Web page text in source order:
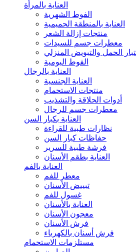
العناية بالمرأة
الفوط الشهرية
العناية بالمنطقة الحميمية
منتجات إزالة الشعر
معطرات جسم للسيدات
الحمل والتبويض المنزلي
الفوط اليومية
العناية بالرجال
العناية الجنسية
منتجات الاستحمام
أدوات الحلاقة والتشذيب
معطرات جسم للرجال
العناية بكبار السن
نظارات طبية للقراءة
حفاظات كبار السن
فرشة طبية للسرير
العناية بطقم الأسنان
العناية بالفم
معطر للفم
تبييض الأسنان
غسول للفم
العناية بالأسنان
معجون الأسنان
فرش الأسنان
فرش أسنان بالكهرباء
مستلزمات الاستحمام